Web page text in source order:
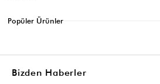
Bizden Haberler
Popüler Ürünler